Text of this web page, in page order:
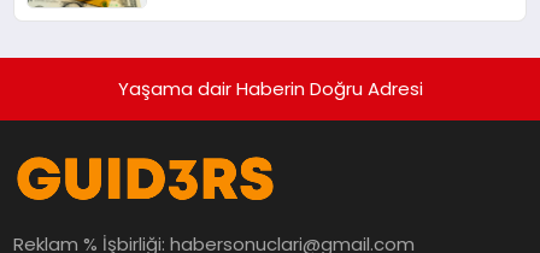
Yaşama dair Haberin Doğru Adresi
Reklam % İşbirliği:habersonuclari@gmail.com